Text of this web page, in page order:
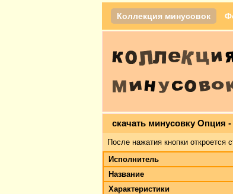
Коллекция минусовок
скачать минусовку Опция
После нажатия кнопки откроется
Исполнитель
Название
Характеристики